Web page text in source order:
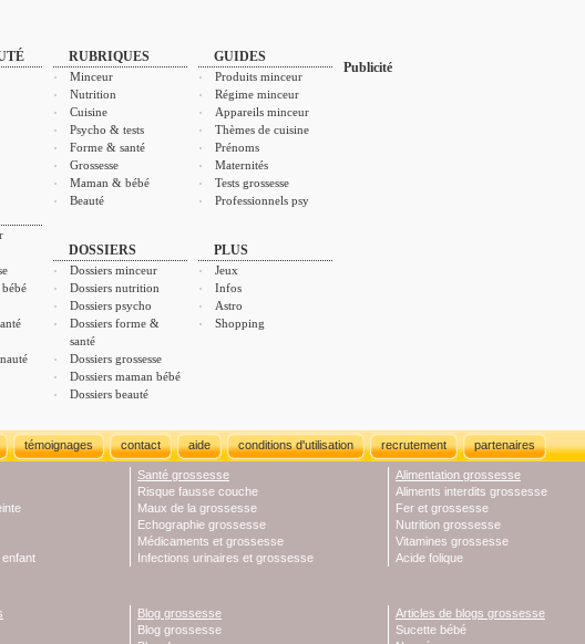
RUBRIQUES
Minceur
Nutrition
Cuisine
Psycho & tests
Forme & santé
Grossesse
Maman & bébé
Beauté
DOSSIERS
Dossiers minceur
Dossiers nutrition
Dossiers psycho
Dossiers forme &
santé
Dossiers grossesse
Dossiers maman bébé
Dossiers beauté
GUIDES
Produits minceur
Régime minceur
Appareils minceur
Thèmes de cuisine
Prénoms
Maternités
Tests grossesse
Professionnels psy
PLUS
Jeux
Infos
Astro
Shopping
Publicité
témoignages contact aide conditions d'utilisation recrutement partenaires
Santé grossesse
Risque fausse couche
Maux de la grossesse
Echographie grossesse
Médicaments et grossesse
Infections urinaires et grossesse
Alimentation grossesse
Aliments interdits grossesse
Fer et grossesse
Nutrition grossesse
Vitamines grossesse
Acide folique
Blog grossesse
Blog grossesse
Articles de blogs grossesse
Sucette bébé